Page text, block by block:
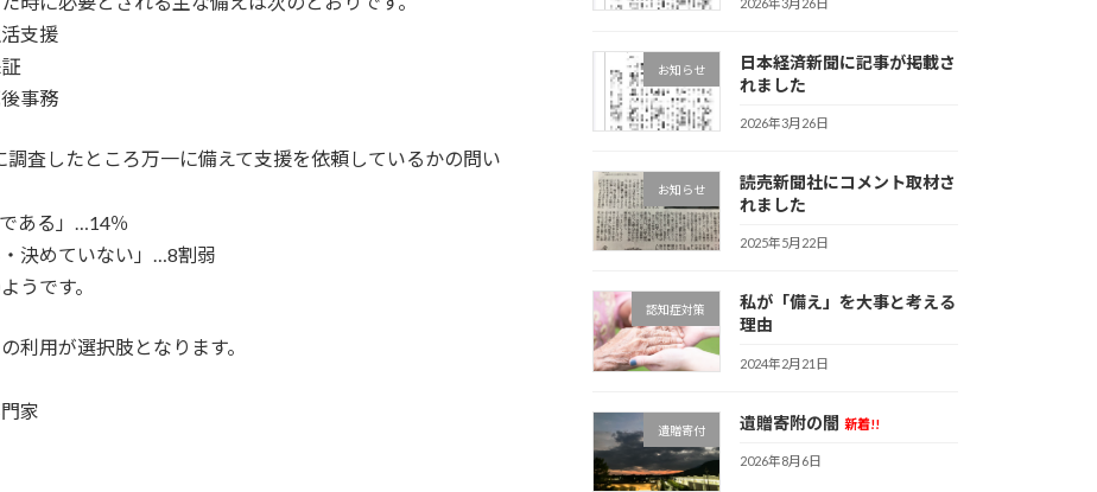
支援
事務
査したところ万一に備えて支援を依頼しているかの問い
ある」…14％
決めていない」…8割弱
うです。
利用が選択肢となります。
家
お知らせ
日本経済新聞に記事が掲載さ
れました
2026年3月26日
お知らせ
読売新聞社にコメント取材さ
れました
2025年5月22日
認知症対策
私が「備え」を大事と考える
理由
2024年2月21日
遺贈寄付 遺贈寄附の闇 新着!!
2026年8月6日